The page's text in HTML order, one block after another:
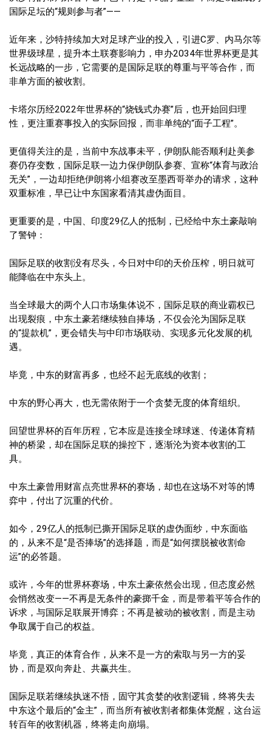
国际足坛的“规则参与者”——
近年来，沙特持续加大对足球产业的投入，引进C罗、内马尔等
世界级球星，提升本土联赛影响力，申办2034年世界杯更是其
长远战略的一步，它需要的是国际足联的尊重与平等合作，而
非单方面的被收割。
卡塔尔历经2022年世界杯的“烧钱式办赛”后，也开始回归理
性，更注重赛事投入的实际回报，而非单纯的“面子工程”。
更值得关注的是，当前中东战事未平，伊朗队能否顺利赴美参
赛仍存变数，国际足联一边力保伊朗队参赛、宣称“体育与政治
无关”，一边却拒绝伊朗将小组赛改至墨西哥举办的请求，这种
双重标准，早已让中东国家看清其虚伪面目。
更重要的是，中国、印度29亿人的抵制，已经给中东土豪敲响
了警钟：
国际足联的收割没有尽头，今日对中印的天价压榨，明日就可
能降临在中东头上。
当全球最大的两个人口市场集体说不，国际足联的商业霸权已
出现裂痕，中东土豪若继续独自捧场，不仅会沦为国际足联
的“提款机”，更会错失与中印市场联动、实现多元化发展的机
遇。
毕竟，中东的财富再多，也经不起无底线的收割；
中东的野心再大，也无需依附于一个贪婪无度的体育组织。
回望世界杯的百年历程，它本应是连接全球球迷、传递体育精
神的桥梁，却在国际足联的操控下，逐渐沦为资本收割的工
具。
中东土豪曾用财富点亮世界杯的赛场，却也在这场不对等的博
弈中，付出了沉重的代价。
如今，29亿人的抵制已撕开国际足联的虚伪面纱，中东面临
的，从来不是“是否捧场”的选择题，而是“如何摆脱被收割命
运”的必答题。
或许，今年的世界杯赛场，中东土豪依然会出现，但态度必然
会悄然改变——不再是无条件的豪掷千金，而是带着平等合作的
诉求，与国际足联展开博弈；不再是被动的被收割，而是主动
争取属于自己的权益。
毕竟，真正的体育合作，从来不是一方的索取与另一方的妥
协，而是双向奔赴、共赢共生。
国际足联若继续执迷不悟，固守其贪婪的收割逻辑，终将失去
中东这个最后的“金主”，而当所有被收割者都集体觉醒，这台运
转百年的收割机器，终将走向崩塌。